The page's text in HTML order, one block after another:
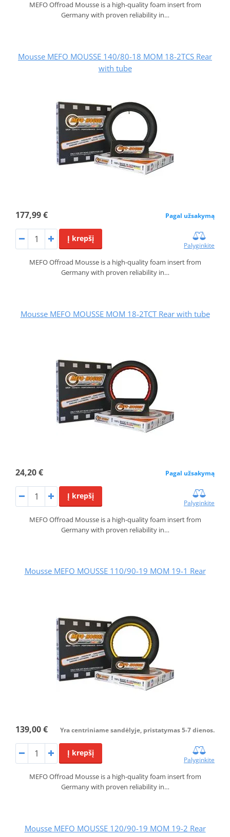
MEFO Offroad Mousse is a high-quality foam insert from
Germany with proven reliability in…
Mousse MEFO MOUSSE 140/80-18 MOM 18-2TCS Rear
with tube
177,99 € Pagal užsakymą
Į krepšį
Palyginkite
MEFO Offroad Mousse is a high-quality foam insert from
Germany with proven reliability in…
Mousse MEFO MOUSSE MOM 18-2TCT Rear with tube
24,20 € Pagal užsakymą
Į krepšį
Palyginkite
MEFO Offroad Mousse is a high-quality foam insert from
Germany with proven reliability in…
Mousse MEFO MOUSSE 110/90-19 MOM 19-1 Rear
139,00 € Yra centriniame sandėlyje, pristatymas 5-7 dienos.
Į krepšį
Palyginkite
MEFO Offroad Mousse is a high-quality foam insert from
Germany with proven reliability in…
Mousse MEFO MOUSSE 120/90-19 MOM 19-2 Rear